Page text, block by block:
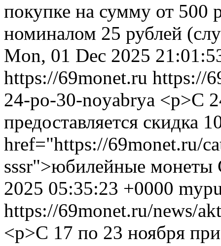
покупке на сумму от 500
номиналом 25 рублей
Mon, 01 Dec 2025
https://69monet.ru https://
24-po-30-noyabrya <p>С
предоставляется скидка
href="https://69monet.ru/
sssr">юбилейные
2025 05:35:23 +0000
https://69monet.ru/news/
<p>С 17 по 23 ноября